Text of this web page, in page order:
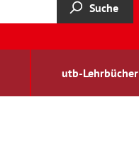
Suche
utb-Lehrbücher